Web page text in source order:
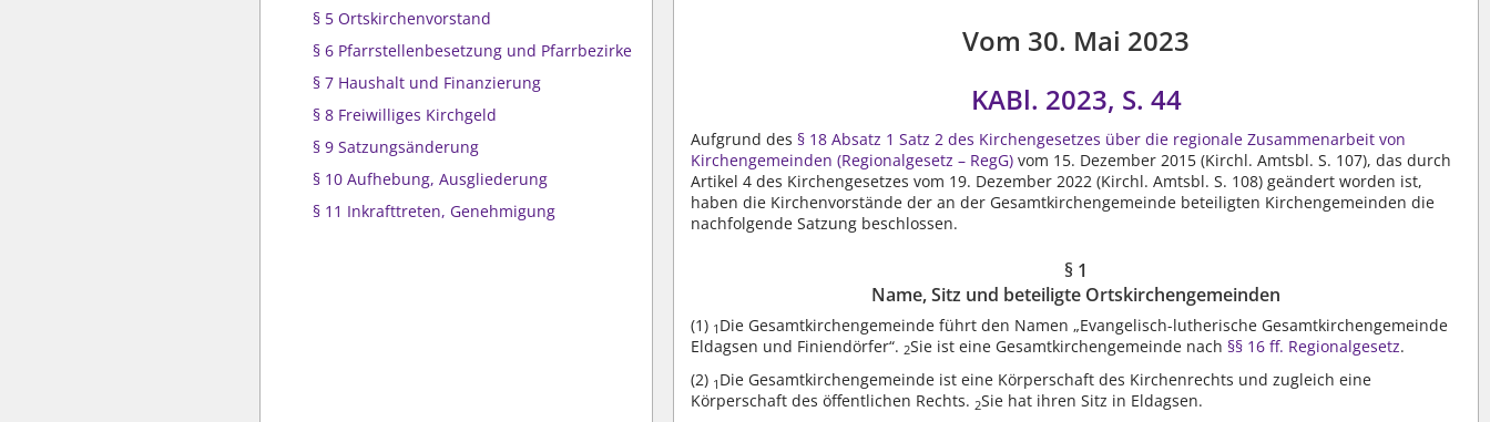
§ 5 Ortskirchenvorstand
§ 6 Pfarrstellenbesetzung und Pfarrbezirke
§ 7 Haushalt und Finanzierung
§ 8 Freiwilliges Kirchgeld
§ 9 Satzungsänderung
§ 10 Aufhebung, Ausgliederung
§ 11 Inkrafttreten, Genehmigung
Vom 30. Mai 2023
KABl. 2023, S. 44
Aufgrund des § 18 Absatz 1 Satz 2 des Kirchengesetzes über die regionale Zusammenarbeit von
Kirchengemeinden (Regionalgesetz – RegG) vom 15. Dezember 2015 (Kirchl. Amtsbl. S. 107), das durch
Artikel 4 des Kirchengesetzes vom 19. Dezember 2022 (Kirchl. Amtsbl. S. 108) geändert worden ist,
haben die Kirchenvorstände der an der Gesamtkirchengemeinde beteiligten Kirchengemeinden die
nachfolgende Satzung beschlossen.
§ 1
Name, Sitz und beteiligte Ortskirchengemeinden
(1) 1 Die Gesamtkirchengemeinde führt den Namen „Evangelisch-lutherische Gesamtkirchengemeinde
Eldagsen und Finiendörfer“. 2Sie ist eine Gesamtkirchengemeinde nach §§ 16 ff. Regionalgesetz.
(2) 1 Die Gesamtkirchengemeinde ist eine Körperschaft des Kirchenrechts und zugleich eine
Körperschaft des öffentlichen Rechts. 2Sie hat ihren Sitz in Eldagsen.